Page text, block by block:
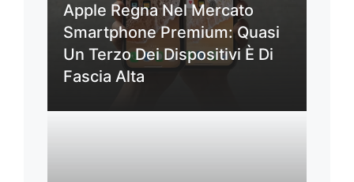
Apple Regna Nel Mercato
Smartphone Premium: Quasi
Un Terzo Dei Dispositivi È Di
Fascia Alta